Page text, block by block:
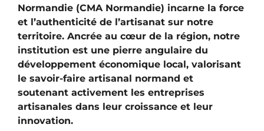
Normandie (CMA Normandie) incarne la force
et l’authenticité de l’artisanat sur notre
territoire. Ancrée au cœur de la région, notre
institution est une pierre angulaire du
développement économique local, valorisant
le savoir-faire artisanal normand et
soutenant activement les entreprises
artisanales dans leur croissance et leur
innovation.